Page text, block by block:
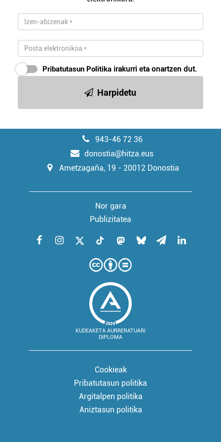
Pribatutasun Politika irakurri eta onartzen dut.
Harpidetu
943-46 72 36
donostia@hitza.eus
Ametzagaña, 19 - 20012 Donostia
Nor gara
Publizitatea
KUDEAKETA AURRERATUARI
DIPLOMA
Cookieak
Pribatutasun politika
Argitalpen politika
Aniztasun politika